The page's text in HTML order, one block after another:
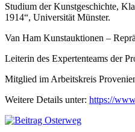
Studium der Kunstgeschichte,
1914“, Universität Münster.
Van Ham Kunstauktionen –
Leiterin des Expertenteams der
Mitglied im Arbeitskreis
Weitere Details unter: https://